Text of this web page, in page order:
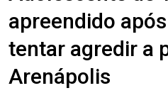
apreendido
tentar agredir a
Arenápolis